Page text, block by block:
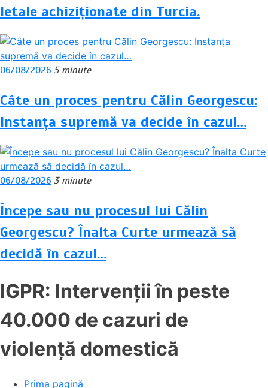
letale achiziționate din Turcia.
06/08/2026 5 minute
Câte un proces pentru Călin Georgescu:
Instanța supremă va decide în cazul…
06/08/2026 3 minute
Începe sau nu procesul lui Călin
Georgescu? Înalta Curte urmează să
decidă în cazul…
IGPR: Intervenții în peste
40.000 de cazuri de
violență domestică
Prima pagină